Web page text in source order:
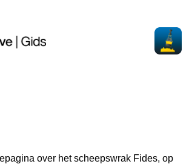
over het scheepswrak Fides, op